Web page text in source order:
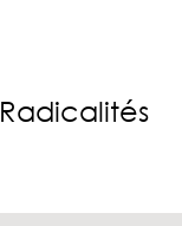
Radicalités